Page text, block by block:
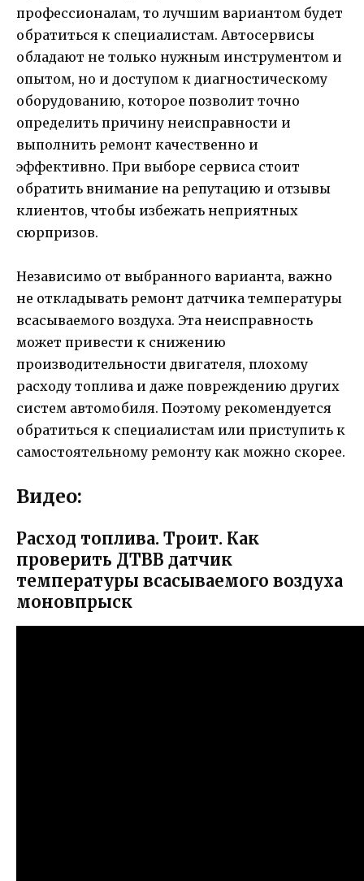
профессионалам, то лучшим вариантом будет
обратиться к специалистам. Автосервисы
обладают не только нужным инструментом и
опытом, но и доступом к диагностическому
оборудованию, которое позволит точно
определить причину неисправности и
выполнить ремонт качественно и
эффективно. При выборе сервиса стоит
обратить внимание на репутацию и отзывы
клиентов, чтобы избежать неприятных
сюрпризов.
Независимо от выбранного варианта, важно
не откладывать ремонт датчика температуры
всасываемого воздуха. Эта неисправность
может привести к снижению
производительности двигателя, плохому
расходу топлива и даже повреждению других
систем автомобиля. Поэтому рекомендуется
обратиться к специалистам или приступить к
самостоятельному ремонту как можно скорее.
Видео:
Расход топлива. Троит. Как
проверить ДТВВ датчик
температуры всасываемого воздуха
моновпрыск